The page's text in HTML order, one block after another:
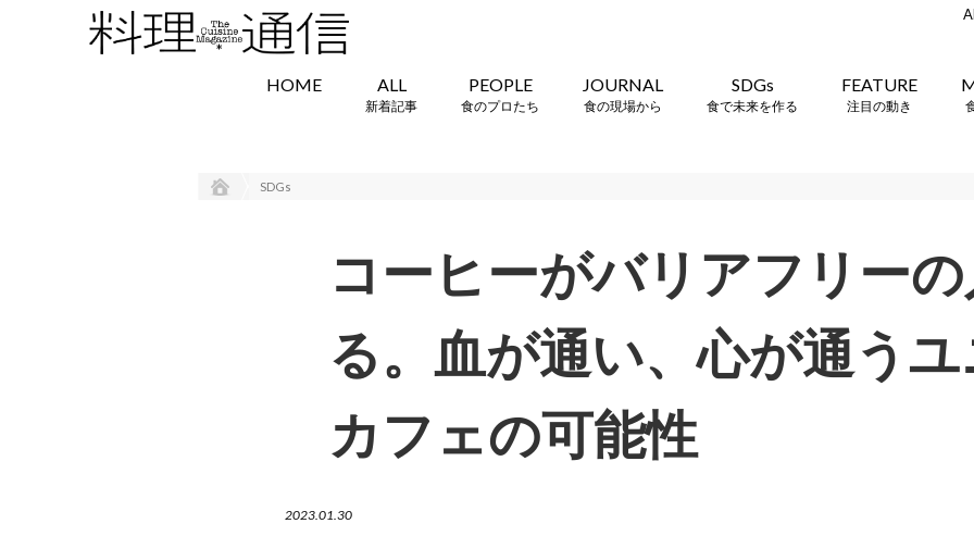
HOME ALL
新着記事
PEOPLE
食のプロたち
JOURNAL
食の現場から
SDGs
食で未来を作る
FEATURE
注目の動き
SDGs
コーヒーがバリアフリー
る。血が通い、心が通う
カフェの可能性
2023.01.30